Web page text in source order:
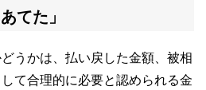
てた」
うかは、払い戻した金額、被相
て合理的に必要と認められる金